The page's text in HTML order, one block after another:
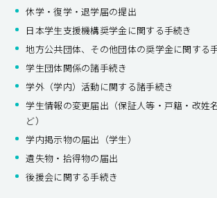
休学・復学・退学届の提出
日本学生支援機構奨学金に関する手続き
地方公共団体、その他団体の奨学金に関する
学生団体関係の諸手続き
学外（学内）活動に関する諸手続き
学生情報の変更届出（保証人等・戸籍・改
ど）
学内掲示物の届出（学生）
遺失物・拾得物の届出
後援会に関する手続き